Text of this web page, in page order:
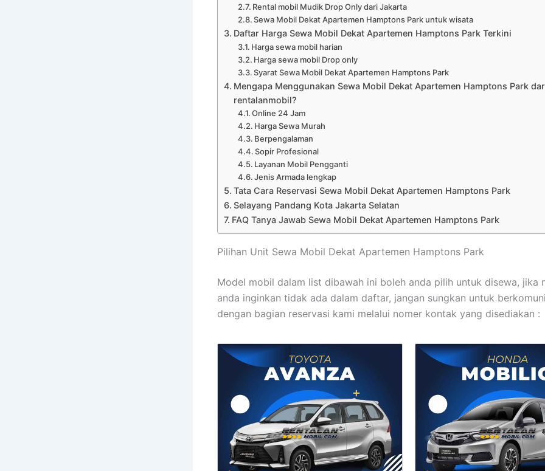
Rental mobil Mudik Drop Only dari Jakarta
Sewa Mobil Dekat Apartemen Hamptons Park untuk wisata
Daftar Harga Sewa Mobil Dekat Apartemen Hamptons Park Terkini
Harga sewa mobil harian
Harga sewa mobil Drop only
Syarat Sewa Mobil Dekat Apartemen Hamptons Park
Mengapa Menggunakan Sewa Mobil Dekat Apartemen Hamptons Park
rentalanmobil?
Online 24 Jam
Harga Sewa Murah
Berpengalaman
Sopir Profesional
Layanan Mobil Pengganti
Jenis Armada lengkap
Tata Cara Reservasi Sewa Mobil Dekat Apartemen Hamptons Park
Selayang Pandang Kota Jakarta Selatan
FAQ Tanya Jawab Sewa Mobil Dekat Apartemen Hamptons Park
Pilihan Unit Sewa Mobil Dekat Apartemen Hamptons Park
Model mobil dalam list dibawah ini boleh anda pilih untuk disewa, jika
anda inginkan tidak ada dalam daftar, jangan sungkan untuk
dengan bagian reservasi kami melalui nomer kontak yang disediakan :